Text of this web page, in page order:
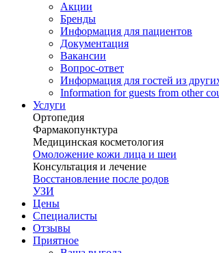
Акции
Бренды
Информация для пациентов
Документация
Вакансии
Вопрос-ответ
Информация для гостей из
Information for guests from other
Услуги
Ортопедия
Фармакопунктура
Медицинская косметология
Омоложение кожи лица и шеи
Консультация и лечение
Восстановление после родов
УЗИ
Цены
Специалисты
Отзывы
Приятное